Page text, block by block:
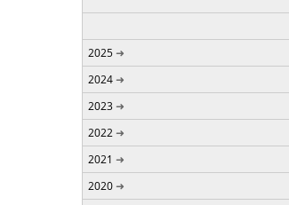
2025
2024
2023
2022
2021
2020